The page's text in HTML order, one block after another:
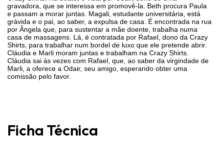
gravadora, que se interessa em promovê-la. Beth procura Paula
e passam a morar juntas. Magali, estudante universitária, está
grávida e o pai, ao saber, a expulsa de casa. É encontrada na rua
por Ângela que, para sustentar a mãe doente, trabalha numa
casa de massagens. Lá, é contratada por Rafael, dono da Crazy
Shirts, para trabalhar num bordel de luxo que ele pretende abrir.
Cláudia e Marli moram juntas e trabalham na Crazy Shirts.
Cláudia sai às vezes com Rafael, que, ao saber da virgindade de
Marli, a oferece a Odair, seu amigo, esperando obter uma
comissão pelo favor.
Ficha Técnica